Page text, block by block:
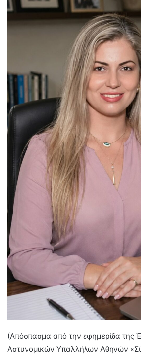
(Απόσπασμα από την εφημερίδα της
Αστυνομικών Υπαλλήλων Αθηνών